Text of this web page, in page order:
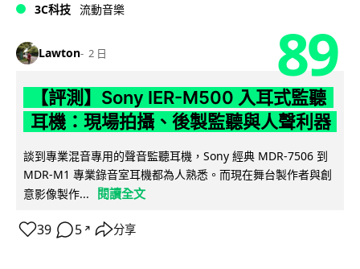
3C科技 流動音樂
Lawton 2 日 89
【評測】Sony IER-M500 入耳式監聽
耳機：現場拍攝、後製監聽與人聲利器
談到專業混音專用的聲音監聽耳機，Sony 經典 MDR-7506 到
MDR-M1 專業錄音室耳機都為人熟悉。而現在舞台製作者與創
意影像製作...
閱讀全文
39 5 ↗ 分享